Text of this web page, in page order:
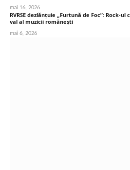
mai 16, 2026
RVRSE dezlănțuie „Furtună de Foc”: Rock-
val al muzicii românești
mai 6, 2026